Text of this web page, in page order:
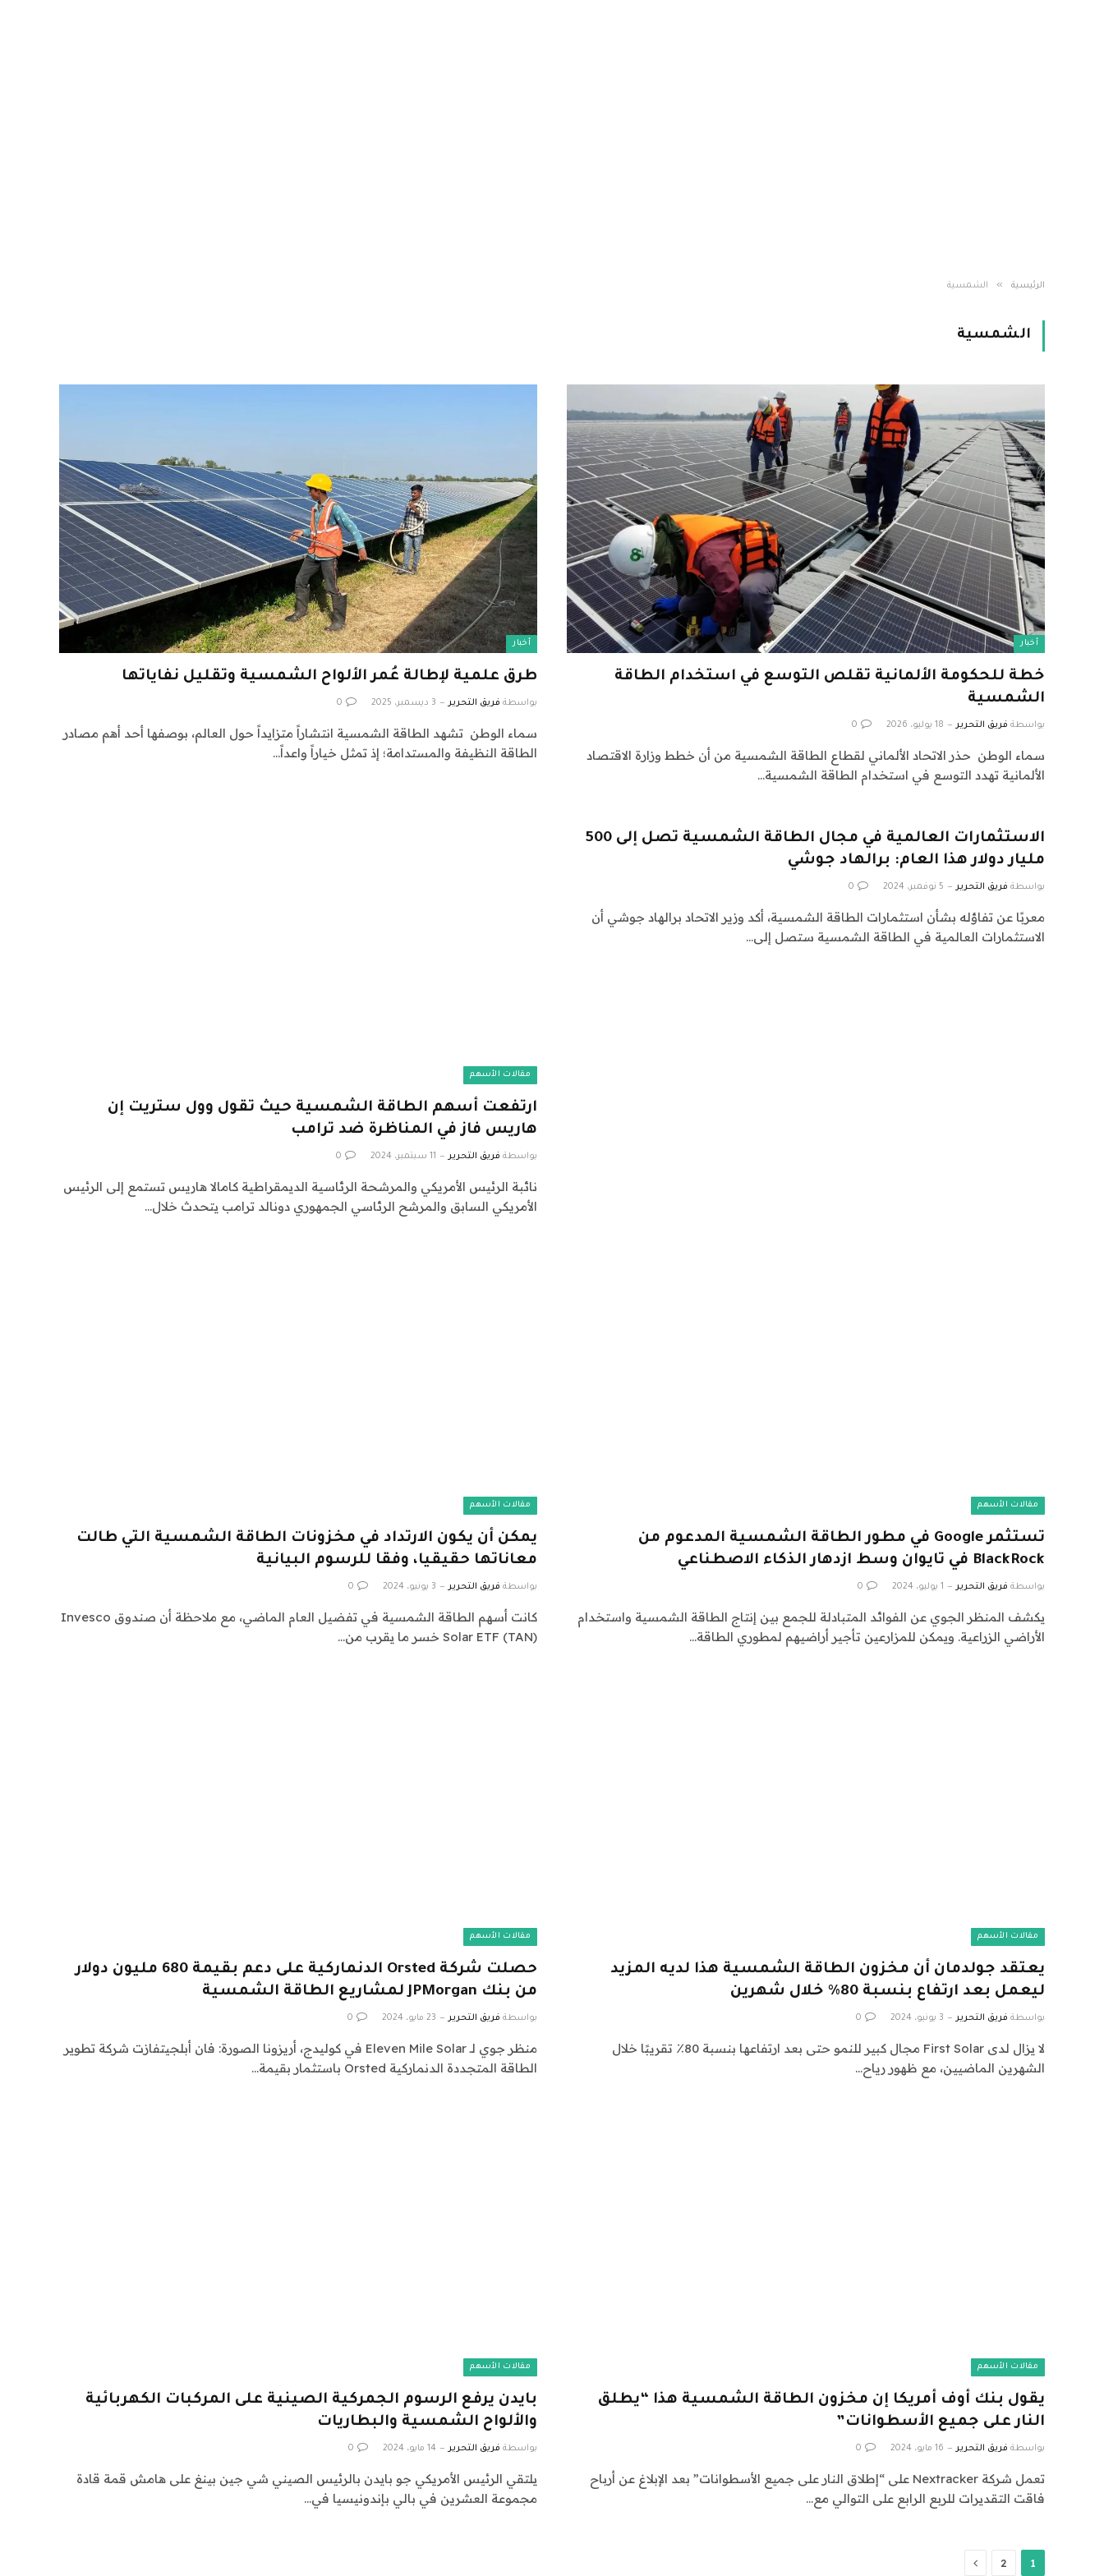
الرئيسية » الشمسية
الشمسية
أخبار
خطة للحكومة الألمانية تقلص التوسع في استخدام الطاقة
الشمسية
بواسطة فريق التحرير 18 يوليو، 2026 0
سماء الوطن حذر الاتحاد الألماني لقطاع الطاقة الشمسية من أن خطط وزارة الاقتصاد
الألمانية تهدد التوسع في استخدام الطاقة الشمسية…
أخبار
طرق علمية لإطالة عُمر الألواح الشمسية وتقليل نفاياتها
بواسطة فريق التحرير 3 ديسمبر، 2025 0
سماء الوطن تشهد الطاقة الشمسية انتشاراً متزايداً حول العالم، بوصفها أحد أهم مصادر
الطاقة النظيفة والمستدامة؛ إذ تمثل خياراً واعداً…
الاستثمارات العالمية في مجال الطاقة الشمسية تصل إلى 500
مليار دولار هذا العام: برالهاد جوشي
بواسطة فريق التحرير 5 نوفمبر، 2024 0
معربًا عن تفاؤله بشأن استثمارات الطاقة الشمسية، أكد وزير الاتحاد برالهاد جوشي أن
الاستثمارات العالمية في الطاقة الشمسية ستصل إلى…
مقالات الأسهم
ارتفعت أسهم الطاقة الشمسية حيث تقول وول ستريت إن
هاريس فاز في المناظرة ضد ترامب
بواسطة فريق التحرير 11 سبتمبر، 2024 0
نائبة الرئيس الأمريكي والمرشحة الرئاسية الديمقراطية كامالا هاريس تستمع إلى الرئيس
الأمريكي السابق والمرشح الرئاسي الجمهوري دونالد ترامب يتحدث خلال…
مقالات الأسهم
تستثمر Google في مطور الطاقة الشمسية المدعوم من
BlackRock في تايوان وسط ازدهار الذكاء الاصطناعي
بواسطة فريق التحرير 1 يوليو، 2024 0
يكشف المنظر الجوي عن الفوائد المتبادلة للجمع بين إنتاج الطاقة الشمسية واستخدام
الأراضي الزراعية. ويمكن للمزارعين تأجير أراضيهم لمطوري الطاقة…
مقالات الأسهم
يمكن أن يكون الارتداد في مخزونات الطاقة الشمسية التي طالت
معاناتها حقيقيا، وفقا للرسوم البيانية
بواسطة فريق التحرير 3 يونيو، 2024 0
كانت أسهم الطاقة الشمسية في تفضيل العام الماضي، مع ملاحظة أن صندوق Invesco
Solar ETF (TAN) خسر ما يقرب من…
مقالات الأسهم
يعتقد جولدمان أن مخزون الطاقة الشمسية هذا لديه المزيد
ليعمل بعد ارتفاع بنسبة 80٪ خلال شهرين
بواسطة فريق التحرير 3 يونيو، 2024 0
لا يزال لدى First Solar مجال كبير للنمو حتى بعد ارتفاعها بنسبة 80٪ تقريبًا خلال
الشهرين الماضيين، مع ظهور رياح…
مقالات الأسهم
حصلت شركة Orsted الدنماركية على دعم بقيمة 680 مليون دولار
من بنك JPMorgan لمشاريع الطاقة الشمسية
بواسطة فريق التحرير 23 مايو، 2024 0
منظر جوي لـ Eleven Mile Solar في كوليدج، أريزونا الصورة: فان أبلجيتفازت شركة تطوير
الطاقة المتجددة الدنماركية Orsted باستثمار بقيمة…
مقالات الأسهم
يقول بنك أوف أمريكا إن مخزون الطاقة الشمسية هذا “يطلق
النار على جميع الأسطوانات”
بواسطة فريق التحرير 16 مايو، 2024 0
تعمل شركة Nextracker على “إطلاق النار على جميع الأسطوانات” بعد الإبلاغ عن أرباح
فاقت التقديرات للربع الرابع على التوالي مع…
مقالات الأسهم
بايدن يرفع الرسوم الجمركية الصينية على المركبات الكهربائية
والألواح الشمسية والبطاريات
بواسطة فريق التحرير 14 مايو، 2024 0
يلتقي الرئيس الأمريكي جو بايدن بالرئيس الصيني شي جين بينغ على هامش قمة قادة
مجموعة العشرين في بالي بإندونيسيا في…
1
2 التالي